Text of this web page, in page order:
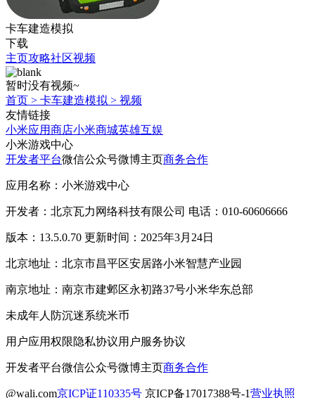
卡车建造模拟
下载
主页攻略社区视频
暂时没有视频~
首页 > 卡车建造模拟 > 视频
友情链接
小米应用商店小米商城英雄互娱
小米游戏中心
开发者平台微信公众号微博主页商务合作
应用名称：小米游戏中心
开发者：北京瓦力网络科技有限公司 电话：010-60606666
版本：13.5.0.70 更新时间：2025年3月24日
北京地址：北京市昌平区安居路小米智慧产业园
南京地址：南京市建邺区永初路37号小米华东总部
未成年人防沉迷系统米币
用户应用权限隐私协议用户服务协议
开发者平台微信公众号微博主页商务合作
@wali.com京ICP证110335号 京ICP备17017388号-1营业执照